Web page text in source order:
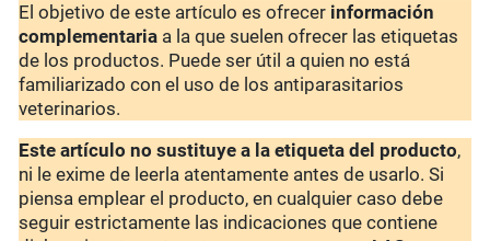
El objetivo de este artículo es ofrecer información
complementaria a la que suelen ofrecer las etiquetas
de los productos. Puede ser útil a quien no está
familiarizado con el uso de los antiparasitarios
veterinarios.
Este artículo no sustituye a la etiqueta del producto,
ni le exime de leerla atentamente antes de usarlo. Si
piensa emplear el producto, en cualquier caso debe
seguir estrictamente las indicaciones que contiene